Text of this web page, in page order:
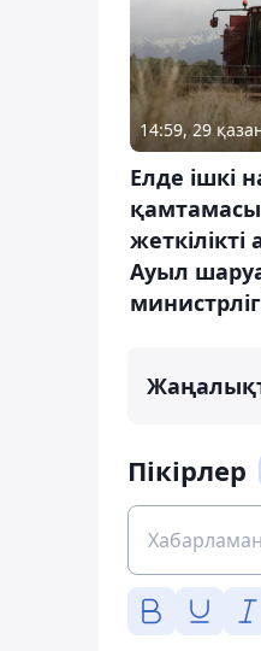
14:59, 29
Елде ішкі
жеткілікті
Ауыл
Пікірлер